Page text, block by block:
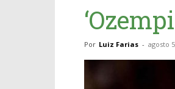
Por Luiz Farias - agosto